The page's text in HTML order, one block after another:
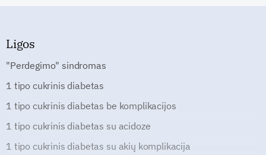
Ligos
"Perdegimo" sindromas
1 tipo cukrinis diabetas
1 tipo cukrinis diabetas be komplikacijos
1 tipo cukrinis diabetas su acidoze
1 tipo cukrinis diabetas su akių komplikacija